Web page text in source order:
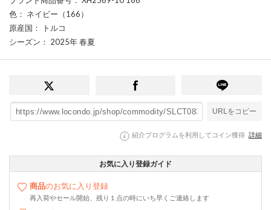
色 ： ネイビー（166）
原産国 ： トルコ
シーズン ： 2025年 春夏
URLをコピー
紹介プログラムを利用してコイン獲得 詳細
お気に入り登録ガイド
商品のお気に入り登録
再入荷やセール開始、残り１点の時にいち早くご連絡します